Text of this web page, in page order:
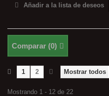
Añadir a la lista de deseos
Comparar (0)
Mostrar todos
1 2
Mostrando 1 - 12 de 22